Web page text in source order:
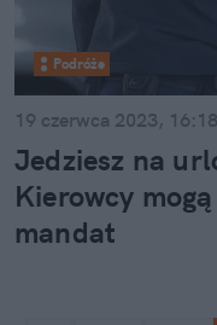
Podróże
19 czerwca 2023, 16:18
Jedziesz na
Kierowcy
mandat